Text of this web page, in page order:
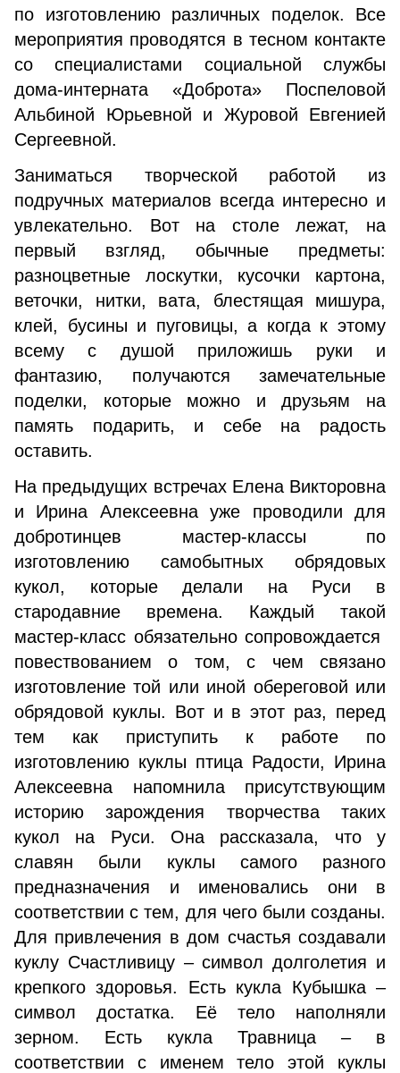
по изготовлению различных поделок. Все
мероприятия проводятся в тесном контакте
со специалистами социальной службы
дома-интерната «Доброта» Поспеловой
Альбиной Юрьевной и Журовой Евгенией
Сергеевной.
Заниматься творческой работой из
подручных материалов всегда интересно и
увлекательно. Вот на столе лежат, на
первый взгляд, обычные предметы:
разноцветные лоскутки, кусочки картона,
веточки, нитки, вата, блестящая мишура,
клей, бусины и пуговицы, а когда к этому
всему с душой приложишь руки и
фантазию, получаются замечательные
поделки, которые можно и друзьям на
память подарить, и себе на радость
оставить.
На предыдущих встречах Елена Викторовна
и Ирина Алексеевна уже проводили для
добротинцев мастер-классы по
изготовлению самобытных обрядовых
кукол, которые делали на Руси в
стародавние времена. Каждый такой
мастер-класс обязательно сопровождается
повествованием о том, с чем связано
изготовление той или иной обереговой или
обрядовой куклы. Вот и в этот раз, перед
тем как приступить к работе по
изготовлению куклы птица Радости, Ирина
Алексеевна напомнила присутствующим
историю зарождения творчества таких
кукол на Руси. Она рассказала, что у
славян были куклы самого разного
предназначения и именовались они в
соответствии с тем, для чего были созданы.
Для привлечения в дом счастья создавали
куклу Счастливицу – символ долголетия и
крепкого здоровья. Есть кукла Кубышка –
символ достатка. Её тело наполняли
зерном. Есть кукла Травница – в
соответствии с именем тело этой куклы